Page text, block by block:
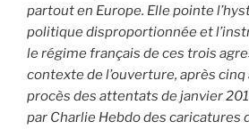
partout en Europe. Elle pointe
politique disproportionnée et
le régime français de ces trois
contexte de l’ouverture, après cinq
procès des attentats de janvier
par Charlie Hebdo des caricatures